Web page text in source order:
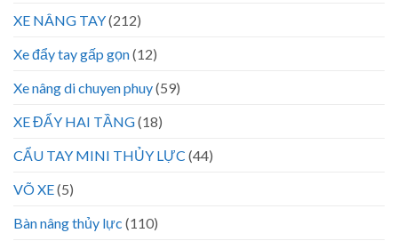
XE NÂNG TAY(212)
Xe đẩy tay gấp gọn(12)
Xe nâng di chuyen phuy(59)
XE ĐẨY HAI TẦNG(18)
CẨU TAY MINI THỦY LỰC (44)
VÕ XE(5)
Bàn nâng thủy lực (110)